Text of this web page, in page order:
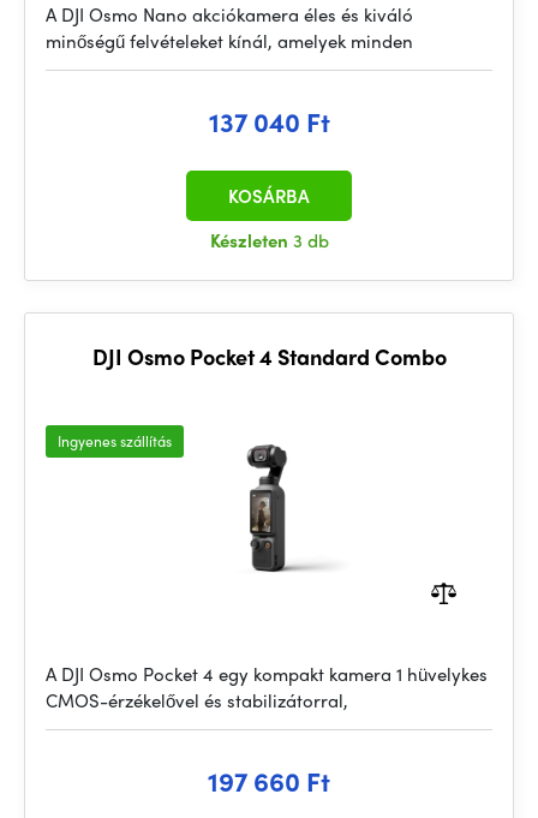
A DJI Osmo Nano akciókamera éles és kiváló
minőségű felvételeket kínál, amelyek minden
137 040 Ft
Készleten 3 db
KOSÁRBA
DJI Osmo Pocket 4 Standard Combo
Ingyenes szállítás
A DJI Osmo Pocket 4 egy kompakt kamera 1 hüvelykes
CMOS-érzékelővel és stabilizátorral,
197 660 Ft